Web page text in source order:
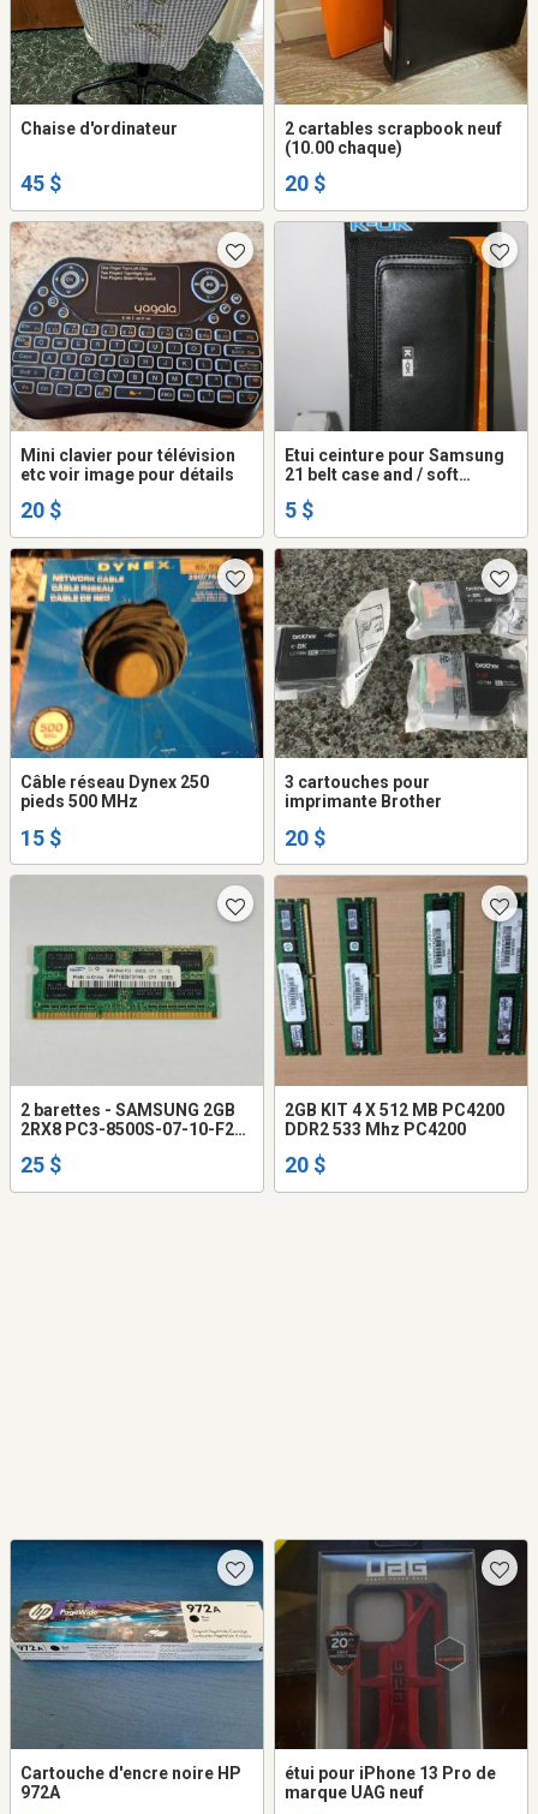
Chaise d'ordinateur
45 $
2 cartables scrapbook neuf
(10.00 chaque)
20 $
Mini clavier pour télévision
etc voir image pour détails
20 $
Etui ceinture pour Samsung
21 belt case and / soft
5 $
Câble réseau Dynex 250
pieds 500 MHz
15 $
3 cartouches pour
imprimante Brother
20 $
2 barettes - SAMSUNG 2GB
2RX8 PC3-8500S-07-10-F2
MODULE SODIMM
25 $
2GB KIT 4 X 512 MB PC4200
DDR2 533 Mhz PC4200
20 $
Cartouche d'encre noire HP
972A
étui pour iPhone 13 Pro de
marque UAG neuf